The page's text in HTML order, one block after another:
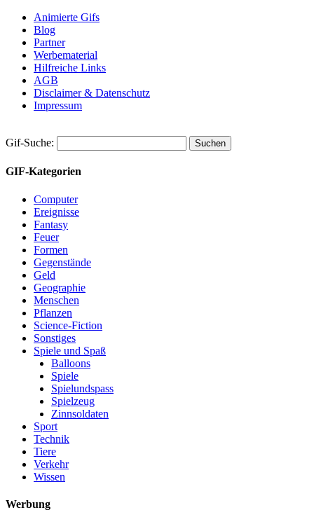
Animierte Gifs
Blog
Partner
Werbematerial
Hilfreiche Links
AGB
Disclaimer & Datenschutz
Impressum
Gif-Suche:
GIF-Kategorien
Computer
Ereignisse
Fantasy
Feuer
Formen
Gegenstände
Geld
Geographie
Menschen
Pflanzen
Science-Fiction
Sonstiges
Spiele und Spaß
Balloons
Spiele
Spielundspass
Spielzeug
Zinnsoldaten
Sport
Technik
Tiere
Verkehr
Wissen
Werbung